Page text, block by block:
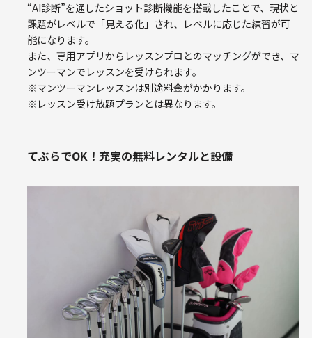
“AI診断”を通したショット診断機能を搭載したことで、現状と
課題がレベルで「見える化」され、レベルに応じた練習が可
能になります。
また、専用アプリからレッスンプロとのマッチングができ、マ
ンツーマンでレッスンを受けられます。
※マンツーマンレッスンは別途料金がかかります。
※レッスン受け放題プランとは異なります。
てぶらでOK！充実の無料レンタルと設備